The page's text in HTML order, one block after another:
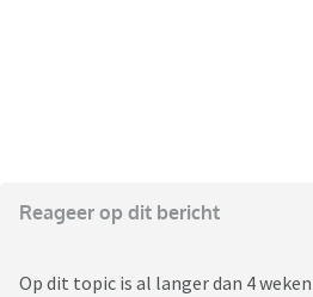
Reageer op dit bericht
Op dit topic is al langer dan 4